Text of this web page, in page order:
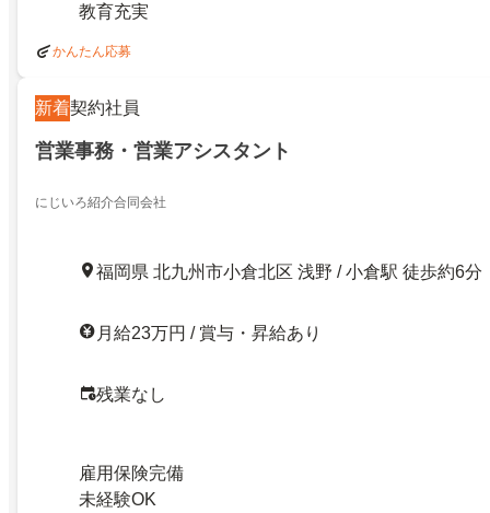
教育充実
かんたん応募
新着契約社員
営業事務・営業アシスタント
にじいろ紹介合同会社
福岡県 北九州市小倉北区 浅野 / 小倉駅 徒歩約6分
月給23万円 / 賞与・昇給あり
残業なし
雇用保険完備
未経験OK